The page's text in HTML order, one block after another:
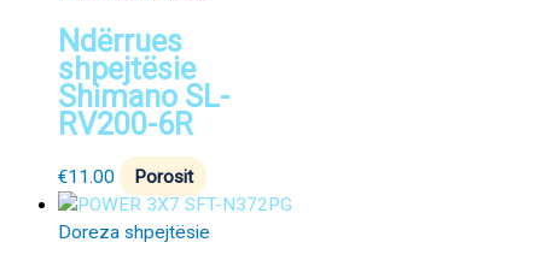
Ndërrues
shpejtësie
Shimano SL-
RV200-6R
€11.00 Porosit
Doreza shpejtësie